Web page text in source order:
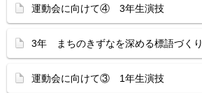
運動会に向けて④ 3年生演技
3年 まちのきずなを深める標語づくり
運動会に向けて③ 1年生演技